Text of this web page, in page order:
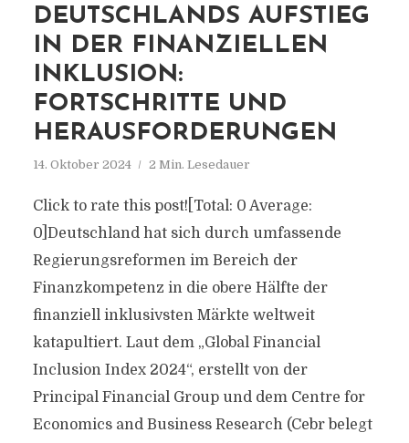
DEUTSCHLANDS AUFSTIEG
IN DER FINANZIELLEN
INKLUSION:
FORTSCHRITTE UND
HERAUSFORDERUNGEN
14. Oktober 2024 2 Min. Lesedauer
Click to rate this post![Total: 0 Average:
0]Deutschland hat sich durch umfassende
Regierungsreformen im Bereich der
Finanzkompetenz in die obere Hälfte der
finanziell inklusivsten Märkte weltweit
katapultiert. Laut dem „Global Financial
Inclusion Index 2024“, erstellt von der
Principal Financial Group und dem Centre for
Economics and Business Research (Cebr belegt